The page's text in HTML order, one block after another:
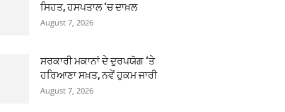
ਸਿਹਤ, ਹਸਪਤਾਲ ‘ਚ ਦਾਖ਼ਲ
August 7, 2026
ਸਰਕਾਰੀ ਮਕਾਨਾਂ ਦੇ ਦੁਰਪਯੋਗ ‘ਤੇ
ਹਰਿਆਣਾ ਸਖ਼ਤ, ਨਵੇਂ ਹੁਕਮ ਜਾਰੀ
August 7, 2026